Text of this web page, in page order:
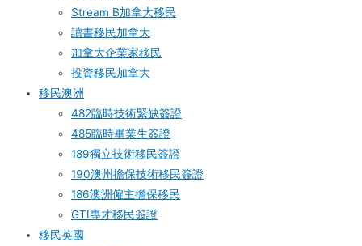
Stream B加拿大移民
讀書移民加拿大
加拿大企業家移民
投資移民加拿大
移民澳洲
482臨時技術緊缺簽證
485臨時畢業生簽證
189獨立技術移民簽證
190澳州擔保技術移民簽證
186澳洲僱主擔保移民
GTI專才移民簽證
移民英國